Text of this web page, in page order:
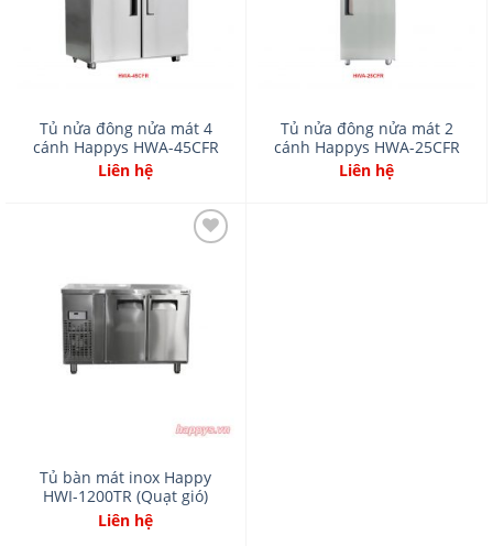
Tủ nửa đông nửa mát 4
cánh Happys HWA-45CFR
Liên hệ
Tủ nửa đông nửa mát 2
cánh Happys HWA-25CFR
Liên hệ
wishlist
Tủ bàn mát inox Happy
HWI-1200TR (Quạt gió)
Liên hệ